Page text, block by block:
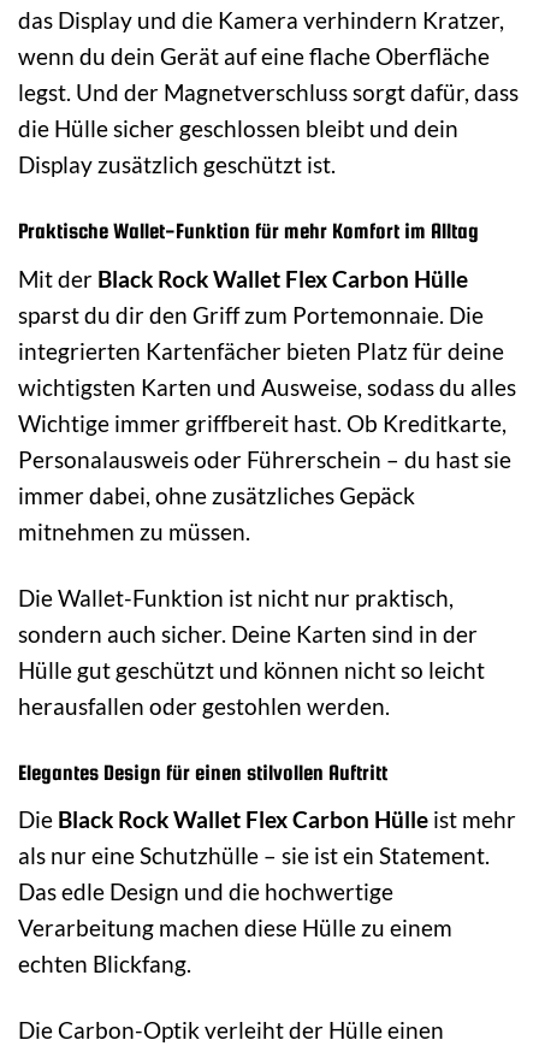
das Display und die Kamera verhindern Kratzer,
wenn du dein Gerät auf eine flache Oberfläche
legst. Und der Magnetverschluss sorgt dafür, dass
die Hülle sicher geschlossen bleibt und dein
Display zusätzlich geschützt ist.
Praktische Wallet-Funktion für mehr Komfort im Alltag
Mit der Black Rock Wallet Flex Carbon Hülle
sparst du dir den Griff zum Portemonnaie. Die
integrierten Kartenfächer bieten Platz für deine
wichtigsten Karten und Ausweise, sodass du alles
Wichtige immer griffbereit hast. Ob Kreditkarte,
Personalausweis oder Führerschein – du hast sie
immer dabei, ohne zusätzliches Gepäck
mitnehmen zu müssen.
Die Wallet-Funktion ist nicht nur praktisch,
sondern auch sicher. Deine Karten sind in der
Hülle gut geschützt und können nicht so leicht
herausfallen oder gestohlen werden.
Elegantes Design für einen stilvollen Auftritt
Die Black Rock Wallet Flex Carbon Hülle ist mehr
als nur eine Schutzhülle – sie ist ein Statement.
Das edle Design und die hochwertige
Verarbeitung machen diese Hülle zu einem
echten Blickfang.
Die Carbon-Optik verleiht der Hülle einen